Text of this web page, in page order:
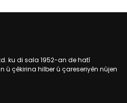
ku di sala 1952-an de hatî
û çêkirina hilber û çareseriyên nûjen